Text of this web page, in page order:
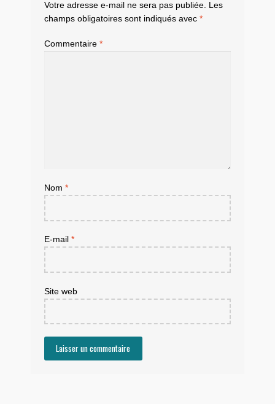
Votre adresse e-mail ne sera pas publiée. Les
champs obligatoires sont indiqués avec *
Commentaire *
Nom *
E-mail *
Site web